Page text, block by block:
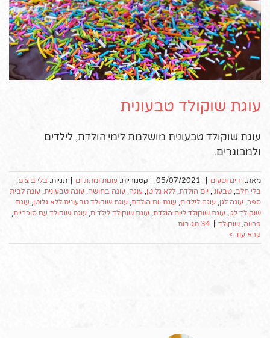
עוגת שוקולד טבעונית
עוגת שוקולד טבעונית מושלמת לימי הולדת, לילדים
ולמבוגרים.
מאת: חיים וטעים |
05/07/2021
| קטגוריות: עוגות ומתוקים | תגיות: בלי ביצים
בלי חלב טבעוני יום הולדת ללא גלוטן עוגה עוגה בחושה עוגה טבעונית עוגה לבית
ספר עוגה לגן עוגה לילדים עוגת יום הולדת עוגת שוקולד טבעונית ללא גלוטן עוגת
שוקולד לגן עוגת שוקולד ליום הולדת עוגת שוקולד לילדים עוגת שוקולד עם סוכריות
פרווה שוקולד | 34 תגובות
קרא עוד >